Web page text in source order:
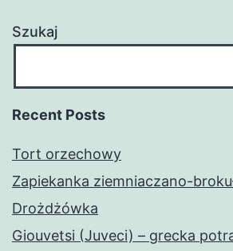
Szukaj
Recent Posts
Tort orzechowy
Zapiekanka ziemniaczano-
Drożdżówka
Giouvetsi (Juveci) – grecka